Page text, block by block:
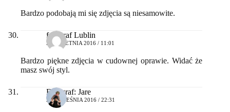
Bardzo podobają mi się zdjęcia są niesamowite.
fotograf Lublin
26 KWIETNIA 2016 / 11:01
Bardzo piękne zdjęcia w cudownej oprawie. Widać że
masz swój styl.
Fotograf: Jare
22 WRZEŚNIA 2016 / 22:31